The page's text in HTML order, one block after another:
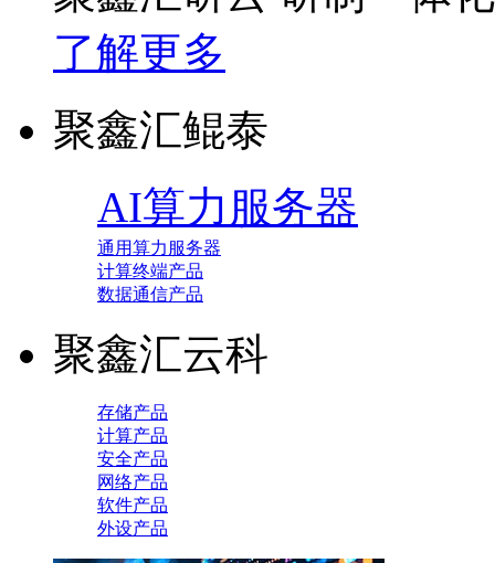
了解更多
聚鑫汇鲲泰
AI算力服务器
通用算力服务器
计算终端产品
数据通信产品
聚鑫汇云科
存储产品
计算产品
安全产品
网络产品
软件产品
外设产品